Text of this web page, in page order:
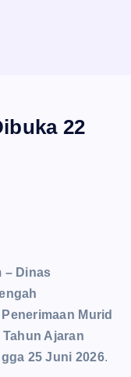
22
– Dinas
Murid
Tahun Ajaran
25 Juni 2026.